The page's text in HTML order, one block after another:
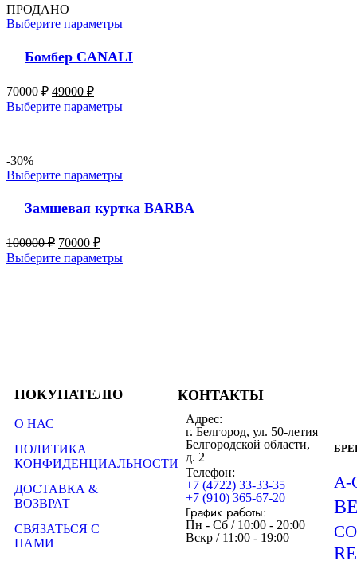
ПРОДАНО
Выберите параметры
Бомбер CANALI
70000₽ 49000 ₽
Выберите параметры
-30%
Выберите параметры
Замшевая куртка BARBA
100000₽ 70000 ₽
Выберите параметры
ПОКУПАТЕЛЮ
О НАС
ПОЛИТИКА
КОНФИДЕНЦИАЛЬНОСТИ
ДОСТАВКА &
ВОЗВРАТ
СВЯЗАТЬСЯ С
НАМИ
КОНТАКТЫ
Адрес:
г. Белгород, ул. 50-летия
Белгородской области,
д. 2
Телефон:
+7 (4722) 33-33-35
+7 (910) 365-67-20
График работы:
Пн - Сб / 10:00 - 20:00
Вскр / 11:00 - 19:00
A-